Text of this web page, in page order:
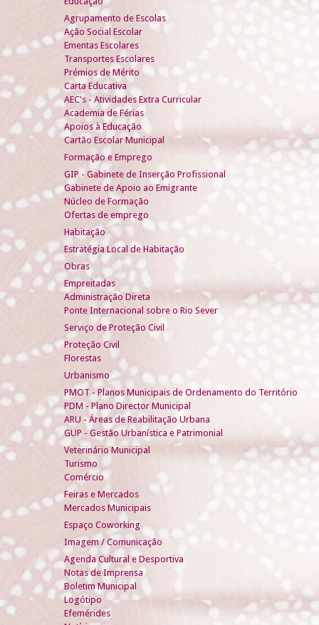
Agrupamento de Escolas
Ação Social Escolar
Ementas Escolares
Transportes Escolares
Prémios de Mérito
Carta Educativa
AEC's - Atividades Extra Curricular
Academia de Férias
Apoios à Educação
Cartão Escolar Municipal
Formação e Emprego
GIP - Gabinete de Inserção Profissional
Gabinete de Apoio ao Emigrante
Núcleo de Formação
Ofertas de emprego
Habitação
Estratégia Local de Habitação
Obras
Empreitadas
Administração Direta
Ponte Internacional sobre o Rio Sever
Serviço de Proteção Civil
Proteção Civil
Florestas
Urbanismo
PMOT - Planos Municipais de Ordenamento do Território
PDM - Plano Director Municipal
ARU - Áreas de Reabilitação Urbana
GUP - Gestão Urbanística e Patrimonial
Veterinário Municipal
Turismo
Comércio
Feiras e Mercados
Mercados Municipais
Espaço Coworking
Imagem / Comunicação
Agenda Cultural e Desportiva
Notas de Imprensa
Boletim Municipal
Logótipo
Efemérides